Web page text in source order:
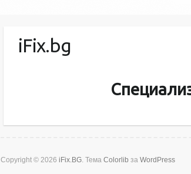
iFix.bg
Copyright © 2026 iFix.BG. Тема Colorlib за WordPress